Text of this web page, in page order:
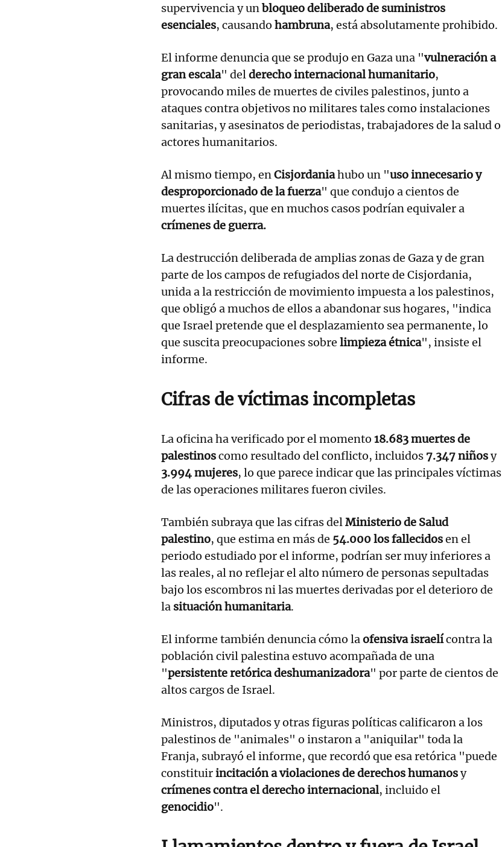
supervivencia y unbloqueo deliberado de suministros
esenciales, causando hambruna, está absolutamente prohibido.
El informe denuncia que se produjo en Gaza una "vulneración a
gran escala" delderecho internacional humanitario,
provocando miles de muertes de civiles palestinos, junto a
ataques contra objetivos no militares tales como instalaciones
sanitarias, y asesinatos de periodistas, trabajadores de la salud o
actores humanitarios.
Al mismo tiempo, enCisjordaniahubo un "uso innecesario y
desproporcionado de la fuerza" que condujo a cientos de
muertes ilícitas, que en muchos casos podrían equivaler a
crímenes de guerra.
La destrucción deliberada de amplias zonas de Gaza y de gran
parte de los campos de refugiados del norte de Cisjordania,
unida a la restricción de movimiento impuesta a los palestinos,
que obligó a muchos de ellos a abandonar sus hogares, "indica
que Israel pretende que el desplazamiento sea permanente, lo
que suscita preocupaciones sobre limpieza étnica", insiste el
informe.
Cifras de víctimas incompletas
La oficina ha verificado por el momento 18.683 muertes de
palestinoscomo resultado del conflicto, incluidos 7.347 niñosy
3.994 mujeres, lo que parece indicar que las principales víctimas
de las operaciones militares fueron civiles.
También subraya que las cifras delMinisterio de Salud
palestino, que estima en más de 54.000 los fallecidosen el
periodo estudiado por el informe, podrían ser muy inferiores a
las reales, al no reflejar el alto número de personas sepultadas
bajo los escombros ni las muertes derivadas por el deterioro de
la situación humanitaria.
El informe también denuncia cómo laofensiva israelícontra la
población civil palestina estuvo acompañada de una
"persistente retórica deshumanizadora" por parte de cientos de
altos cargos de Israel.
Ministros, diputados y otras figuras políticas calificaron a los
palestinos de "animales" o instaron a "aniquilar" toda la
Franja, subrayó el informe, que recordó que esa retórica "puede
constituirincitación a violaciones de derechos humanosy
crímenes contra el derecho internacional, incluido el
genocidio".